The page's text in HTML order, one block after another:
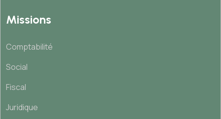
Missions
Comptabilité
Social
Fiscal
Juridique